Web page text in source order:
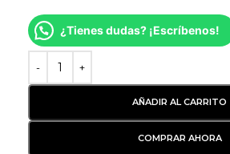
¿Tienes dudas? ¡Escríbenos!
AÑADIR AL CARRITO
COMPRAR AHORA